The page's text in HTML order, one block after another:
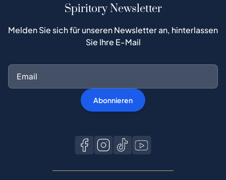
Spiritory Newsletter
Melden Sie sich für unseren Newsletter an, hinterlassen
Sie Ihre E-Mail
Abonnieren